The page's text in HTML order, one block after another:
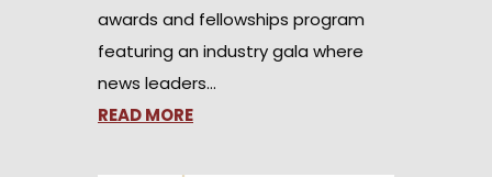
awards and fellowships program
featuring an industry gala where
news leaders…
READ MORE